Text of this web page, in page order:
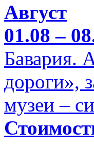
Август
01.08 –
Бавария.
дороги»,
музеи –